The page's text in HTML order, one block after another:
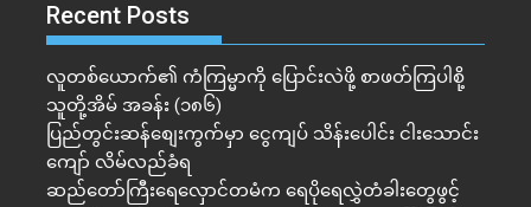
Recent Posts
လူတစ်ယောက်၏ ကံကြမ္မာကို ပြောင်းလဲဖို့ စာဖတ်ကြပါစို့
သူတို့အိမ် အခန်း (၁၈၆)
ပြည်တွင်းဆန်စျေးကွက်မှာ ငွေကျပ် သိန်းပေါင်း ငါး​သောင်း
ကျော် လိမ်လည်ခံရ
ဆည်တော်ကြီးရေလှောင်တမံက ရေပိုရေလွှဲတံခါးတွေဖွင့်